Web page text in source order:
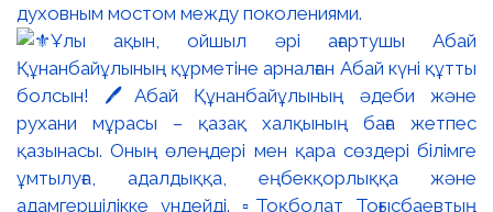
духовным мостом между поколениями.